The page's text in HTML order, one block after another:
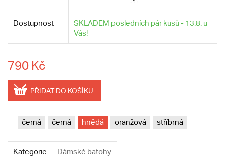
Dostupnost
SKLADEM posledních pár kusů - 13.8. u
Vás!
790 Kč
PŘIDAT DO KOŠÍKU
černá černá hnědá oranžová stříbrná
Kategorie Dámské batohy